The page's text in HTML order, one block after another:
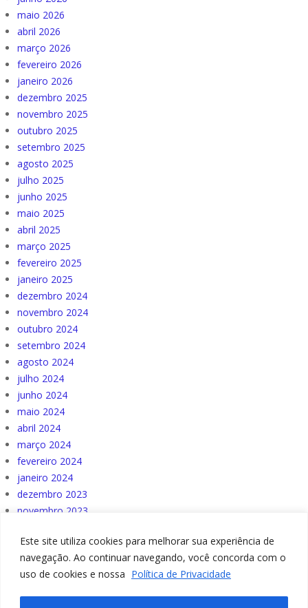
Este site utiliza cookies para melhorar sua experiência de
navegação. Ao continuar navegando, você concorda com o
uso de cookies e nossa Política de Privacidade
maio 2026
abril 2026
março 2026
fevereiro 2026
janeiro 2026
dezembro 2025
novembro 2025
outubro 2025
setembro 2025
agosto 2025
julho 2025
junho 2025
maio 2025
abril 2025
março 2025
fevereiro 2025
janeiro 2025
dezembro 2024
novembro 2024
outubro 2024
setembro 2024
agosto 2024
julho 2024
junho 2024
maio 2024
abril 2024
março 2024
fevereiro 2024
janeiro 2024
dezembro 2023
novembro 2023